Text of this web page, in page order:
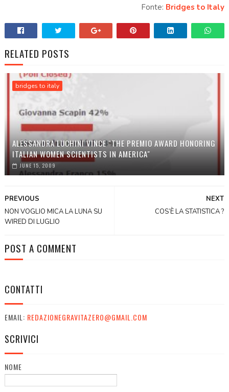
Fonte: Bridges to Italy
RELATED POSTS
bridges to italy
ALESSANDRA LUCHINI VINCE "THE PREMIO AWARD HONORING
ITALIAN WOMEN SCIENTISTS IN AMERICA"
JUNE 15, 2009
NEXT
COS’È LA STATISTICA ?
PREVIOUS
NON VOGLIO MICA LA LUNA SU
WIRED DI LUGLIO
POST A COMMENT
CONTATTI
EMAIL: REDAZIONEGRAVITAZERO@GMAIL.COM
SCRIVICI
NOME